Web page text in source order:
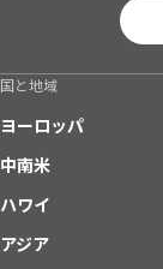
国と地域
ヨーロッパ
中南米
ハワイ
アジア